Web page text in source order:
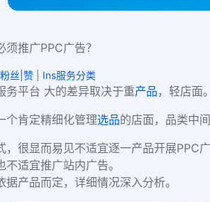
须推广PPC广告？
丝|赞 Ins服务分类
务平台 大的差异取决于重产品 ，轻店面
个肯定精细化管理选品的店面，品类中
，很显而易见不适宜逐一产品开展PPC
适宜推广站内广告。
产品而定，详细情况深入分析。